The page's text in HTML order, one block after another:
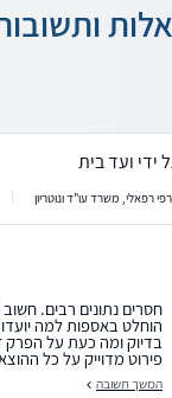
ידי ועד בית
רפי רפאלי, משרד עו"ד ונוטריון
חסרים נתונים רבים.
הוחלט באספות למה
בדיוק ומה כעת על
פירוט מדוייק על כל
המשך תשובה